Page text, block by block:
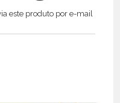
este produto por e-mail